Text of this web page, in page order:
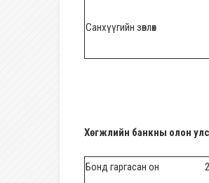
Санхүүгийн зөвлөх
Хөгжлийн банкны олон
Бонд гаргасан он